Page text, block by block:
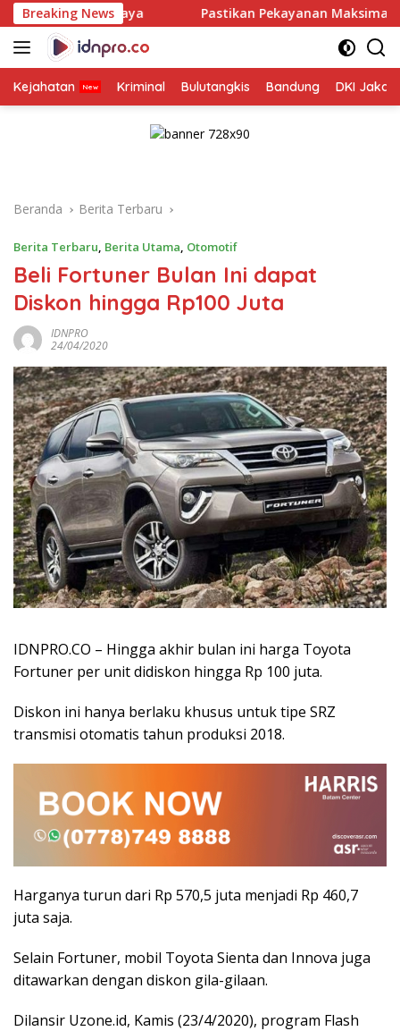
Langsung
ke
konten
Breaking NewsPastikan Pekayanan Maksimal, Direksi Jasa
Kejahatan Kriminal Bulutangkis Bandung DKI
Beranda Berita Terbaru
Berita Terbaru, Berita Utama, Otomotif
Beli Fortuner Bulan Ini dapat
Diskon hingga Rp100 Juta
IDNPRO
24/04/2020
IDNPRO.CO – Hingga akhir bulan ini harga Toyota
Fortuner per unit didiskon hingga Rp 100 juta.
Diskon ini hanya berlaku khusus untuk tipe SRZ
transmisi otomatis tahun produksi 2018.
Harganya turun dari Rp 570,5 juta menjadi Rp 460,7
juta saja.
Selain Fortuner, mobil Toyota Sienta dan Innova juga
ditawarkan dengan diskon gila-gilaan.
Dilansir Uzone.id, Kamis (23/4/2020), program Flash